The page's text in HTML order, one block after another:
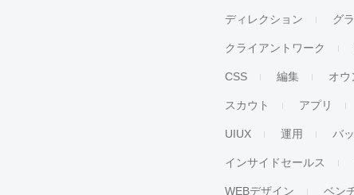
ディレクション グ
クライアントワーク
CSS 編集 オウ
スカウト アプリ
UIUX 運用 バ
インサイドセールス
WEBデザイン ベン